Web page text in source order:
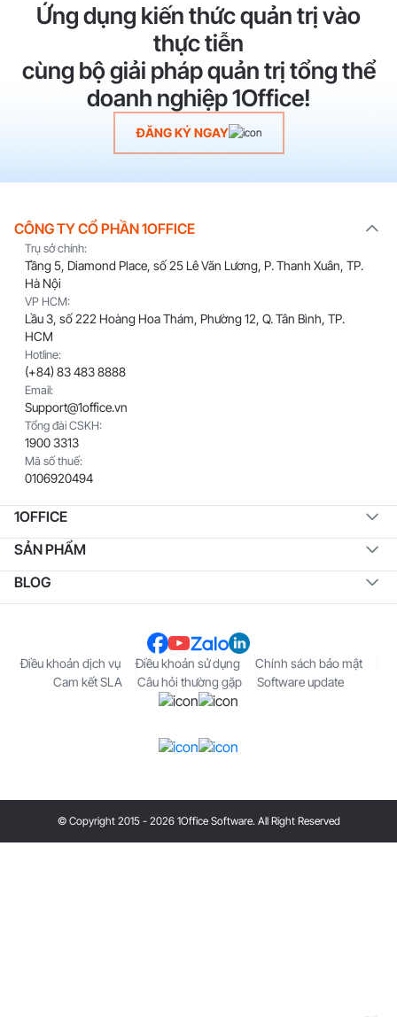
Ứng dụng kiến thức quản trị vào
thực tiễn
cùng bộ giải pháp quản trị tổng thể
doanh nghiệp 1Office!
ĐĂNG KÝ NGAY
CÔNG TY CỔ PHẦN 1OFFICE
Trụ sở chính:
Tầng 5, Diamond Place, số 25 Lê Văn Lương, P. Thanh Xuân, TP.
Hà Nội
VP HCM:
Lầu 3, số 222 Hoàng Hoa Thám, Phường 12, Q. Tân Bình, TP.
HCM
Hotline:
(+84) 83 483 8888
Email:
Support@1office.vn
Tổng đài CSKH:
1900 3313
Mã số thuế:
0106920494
1OFFICE
SẢN PHẨM
BLOG
Điều khoản dịch vụ Điều khoản sử dụng
Chính sách bảo mật
Cam kết SLA
Câu hỏi thường gặp Software update
© Copyright 2015 - 2026 1Office Software. All Right Reserved